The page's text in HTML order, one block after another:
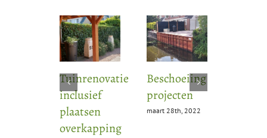
Tuinrenovatie
inclusief
plaatsen
overkapping
Beschoeiing
projecten
maart 28th, 2022